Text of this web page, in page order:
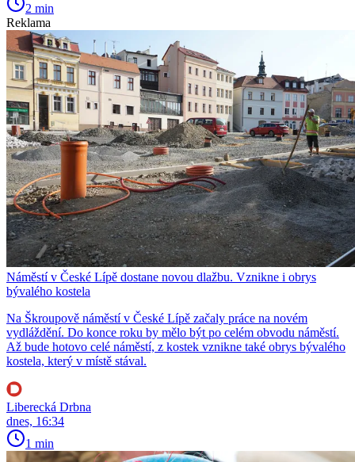
2 min
Reklama
Náměstí v České Lípě dostane novou dlažbu. Vznikne i obrys
bývalého kostela
Na Škroupově náměstí v České Lípě začaly práce na novém
vydláždění. Do konce roku by mělo být po celém obvodu náměstí.
Až bude hotovo celé náměstí, z kostek vznikne také obrys bývalého
kostela, který v místě stával.
Liberecká Drbna
dnes, 16:34
1 min